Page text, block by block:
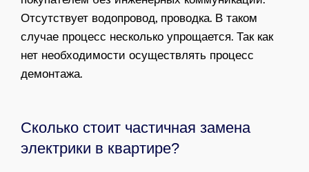
Отсутствует водопровод, проводка. В таком
случае процесс несколько упрощается. Так как
нет необходимости осуществлять процесс
демонтажа.
Сколько стоит частичная замена
электрики в квартире?